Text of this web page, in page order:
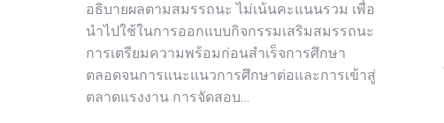
อธิบายผลตามสมรรถนะ ไม่เน้นคะแนนรวม เพื่อ
นำไปใช้ในการออกแบบกิจกรรมเสริมสมรรถนะ
การเตรียมความพร้อมก่อนสำเร็จการศึกษา
ตลอดจนการแนะแนวการศึกษาต่อและการเข้าสู่
ตลาดแรงงาน การจัดสอบ…